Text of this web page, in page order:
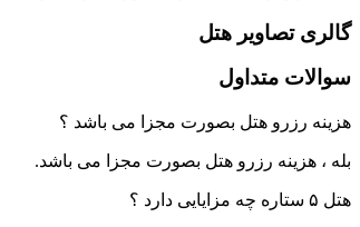
گالری تصاویر هتل
سوالات متداول
هزینه رزرو هتل بصورت مجزا می باشد ؟
بله ، هزینه رزرو هتل بصورت مجزا می باشد.
هتل ۵ ستاره چه مزایایی دارد ؟